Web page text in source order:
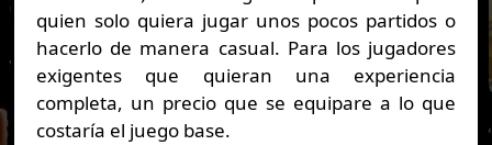
quien solo quiera jugar unos pocos partidos o
hacerlo de manera casual. Para los jugadores
exigentes que quieran una experiencia
completa, un precio que se equipare a lo que
costaría el juego base.